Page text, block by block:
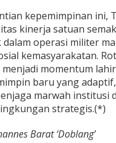
kepemimpinan ini,
kinerja satuan
dalam operasi militer
kemasyarakatan.
momentum
baru yang
marwah institusi
strategis.(*)
Barat ‘Doblang’